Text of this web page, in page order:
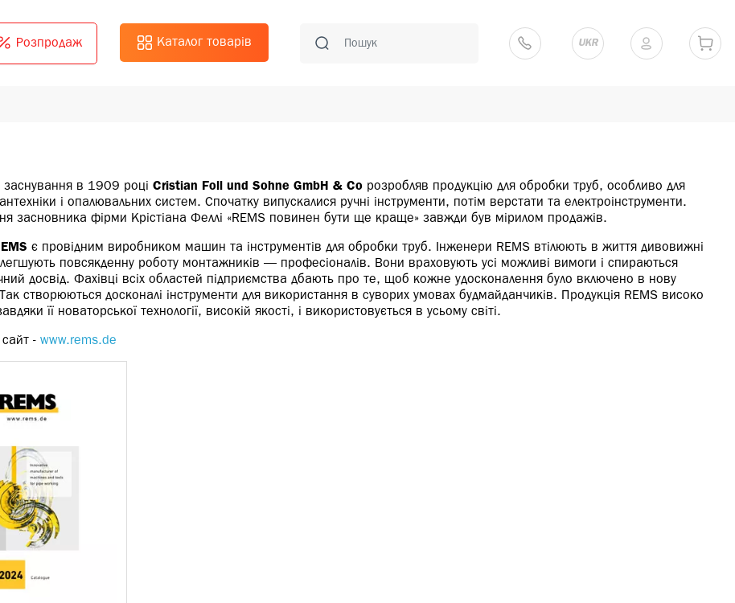
Розпродаж Каталог товарів UKR
в 1909 році Cristian Foll und Sohne GmbH & Co розробляв продукцію для обробки труб, особливо для
і опалювальних систем. Спочатку випускалися ручні інструменти, потім верстати та електроінструменти.
засновника фірми Крістіана Феллі «REMS повинен бути ще краще» завжди був мірилом продажів.
є провідним виробником машин та інструментів для обробки труб. Інженери REMS втілюють в життя дивовижні
повсякденну роботу монтажників — професіоналів. Вони враховують усі можливі вимоги і спираються
досвід. Фахівці всіх областей підприємства дбають про те, щоб кожне удосконалення було включено в нову
створюються досконалі інструменти для використання в суворих умовах будмайданчиків. Продукція REMS високо
її новаторської технології, високій якості, і використовується в усьому світі.
- www.rems.de